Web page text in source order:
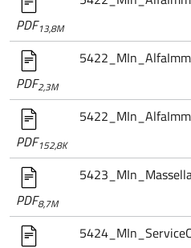
PDF13,8M
PDF2,3M
PDF152,8K
PDF8,7M